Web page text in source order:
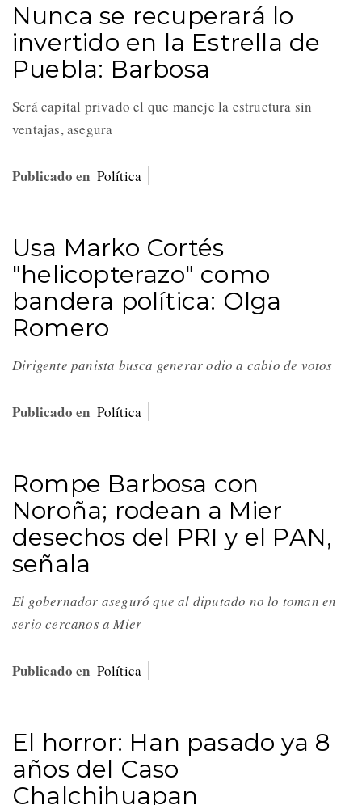
Nunca se recuperará lo
invertido en la Estrella de
Puebla: Barbosa
Será capital privado el que maneje la estructura sin
ventajas, asegura
Publicado en Política
Usa Marko Cortés
"helicopterazo" como
bandera política: Olga
Romero
Dirigente panista busca generar odio a cabio de votos
Publicado en Política
Rompe Barbosa con
Noroña; rodean a Mier
desechos del PRI y el PAN,
señala
El gobernador aseguró que al diputado no lo toman en
serio cercanos a Mier
Publicado en Política
El horror: Han pasado ya 8
años del Caso
Chalchihuapan